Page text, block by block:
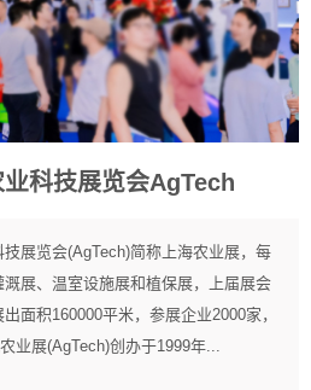
科技展览会AgTech
展览会(AgTech)简称上海农业展，每
展、温室设施展和植保展，上届展会
面积160000平米，参展企业2000家，
业展(AgTech)创办于1999年...